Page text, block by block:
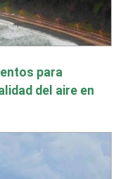
para
del aire en